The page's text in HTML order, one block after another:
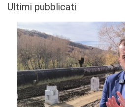
Ultimi pubblicati